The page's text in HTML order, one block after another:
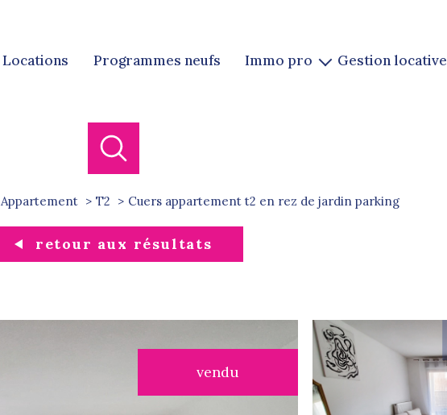
locations programmes neufs immo pro gestion locative
Appartement T2 cuers appartement t2 en rez de jardin parking
retour aux résultats
vendu